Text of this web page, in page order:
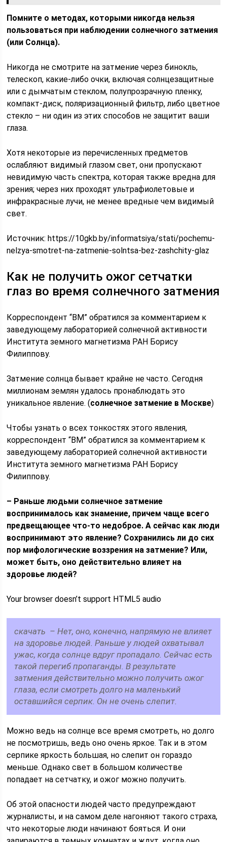
Помните о методах, которыми никогда нельзя
пользоваться при наблюдении солнечного затмения
(или Солнца).
Никогда не смотрите на затмение через бинокль,
телескоп, какие-либо очки, включая солнцезащитные
или с дымчатым стеклом, полупрозрачную пленку,
компакт-диск, поляризационный фильтр, либо цветное
стекло – ни один из этих способов не защитит ваши
глаза.
Хотя некоторые из перечисленных предметов
ослабляют видимый глазом свет, они пропускают
невидимую часть спектра, которая также вредна для
зрения; через них проходят ультрафиолетовые и
инфракрасные лучи, не менее вредные чем видимый
свет.
Источник:https://10gkb.by/informatsiya/stati/pochemu-
nelzya-smotret-na-zatmenie-solntsa-bez-zashchity-glaz
Как не получить ожог сетчатки
глаз во время солнечного затмения
Корреспондент “ВМ” обратился за комментарием к
заведующему лабораторией солнечной активности
Института земного магнетизма РАН Борису
Филиппову.
Затмение солнца бывает крайне не часто. Сегодня
миллионам землян удалось пронаблюдать это
уникальное явление. (солнечное затмение в Москве)
Чтобы узнать о всех тонкостях этого явления,
корреспондент “ВМ” обратился за комментарием к
заведующему лабораторией солнечной активности
Института земного магнетизма РАН Борису
Филиппову.
– Раньше людьми солнечное затмение
воспринималось как знамение, причем чаще всего
предвещающее что-то недоброе. А сейчас как люди
воспринимают это явление? Сохранились ли до сих
пор мифологические воззрения на затмение? Или,
может быть, оно действительно влияет на
здоровье людей?
Your browser doesn’t support HTML5 audio
скачать – Нет, оно, конечно, напрямую не влияет
на здоровье людей. Раньше у людей охватывал
ужас, когда солнце вдруг пропадало. Сейчас есть
такой перегиб пропаганды. В результате
затмения действительно можно получить ожог
глаза, если смотреть долго на маленький
оставшийся серпик. Он не очень слепит.
Можно ведь на солнце все время смотреть, но долго
не посмотришь, ведь оно очень яркое. Так и в этом
серпике яркость большая, но слепит он гораздо
меньше. Однако свет в большом количестве
попадает на сетчатку, и ожог можно получить.
Об этой опасности людей часто предупреждают
журналисты, и на самом деле нагоняют такого страха,
что некоторые люди начинают бояться. И они